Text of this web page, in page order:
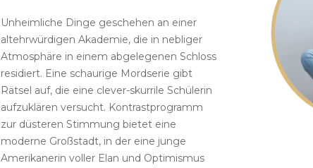
Unheimliche Dinge geschehen an einer
altehrwürdigen Akademie, die in nebliger
Atmosphäre in einem abgelegenen Schloss
residiert. Eine schaurige Mordserie gibt
Rätsel auf, die eine clever-skurrile Schülerin
aufzuklären versucht. Kontrastprogramm
zur düsteren Stimmung bietet eine
moderne Großstadt, in der eine junge
Amerikanerin voller Elan und Optimismus